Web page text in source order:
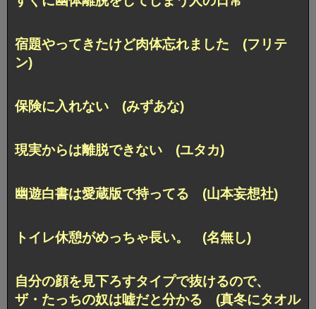
宿題やってきたけど肉体忘れました (フリテ
ン)
保険に入れない (みずあな)
現実からは離脱できない (ユタカ)
幽遊白書は愛蔵版で持ってる (山本妄想社)
トイレ休憩がめっちゃ長い。 (名無し)
自分の顔を見下ろすタイプで抜けるので、
ザ・たっちの奴は嘘だと分かる (真冬にタオル